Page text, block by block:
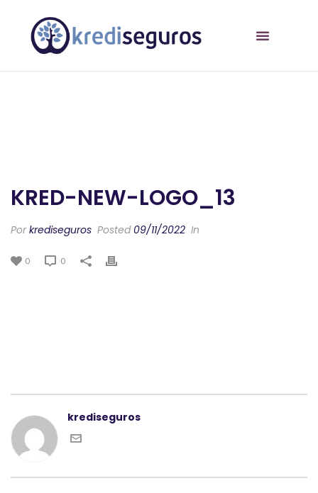
KRED-NEW-LOGO_13
Porkrediseguros Posted09/11/2022 In
0 0
krediseguros